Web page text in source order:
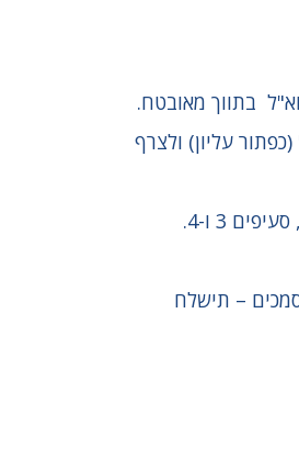
בתווך מאובטח.
עליון) ולצרף
, סעיפים 3 ו-4.
– תישלח